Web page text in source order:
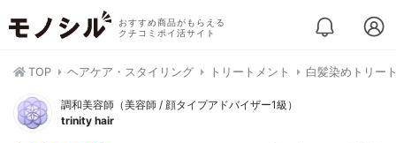
おすすめ商品がもらえる
クチコミポイ活サイト
TOP ヘアケア・スタイリング トリートメント 白髪染めトリー
調和美容師（美容師 / 顔タイプアドバイザー1級）
trinity hair